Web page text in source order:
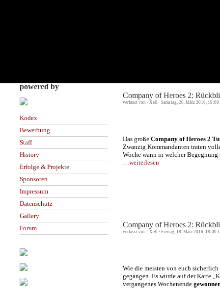
powered by
Kodex
Bewerbung
Staff
History
Erfolge & Projekte
Sponsoren
Impressum
Datenschutz
Gallery
Forum
Company of Heroes 2:
verfasst von - Xell · Samstag, 26. März 2016,
Das große Company of Heroes 2
Zwanzig Kommandanten traten
Woche wann in welcher
…weiterlesen
Company of Heroes 2:
verfasst von - Xell · Freitag, 18. März 2016, 18:00
Wie die meisten von euch
gegangen. Es wurde auf der Karte
vergangenes Wochenende